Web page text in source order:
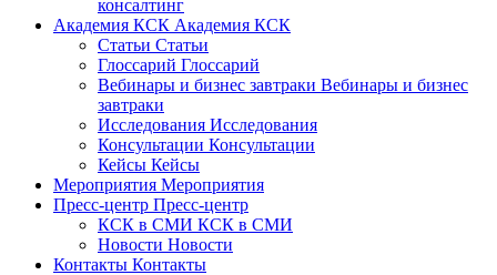
консалтинг
Академия КСК Академия КСК
Статьи Статьи
Глоссарий Глоссарий
Вебинары и бизнес завтраки Вебинары и бизнес
завтраки
Исследования Исследования
Консультации Консультации
Кейсы Кейсы
Мероприятия Мероприятия
Пресс-центр Пресс-центр
КСК в СМИ КСК в СМИ
Новости Новости
Контакты Контакты